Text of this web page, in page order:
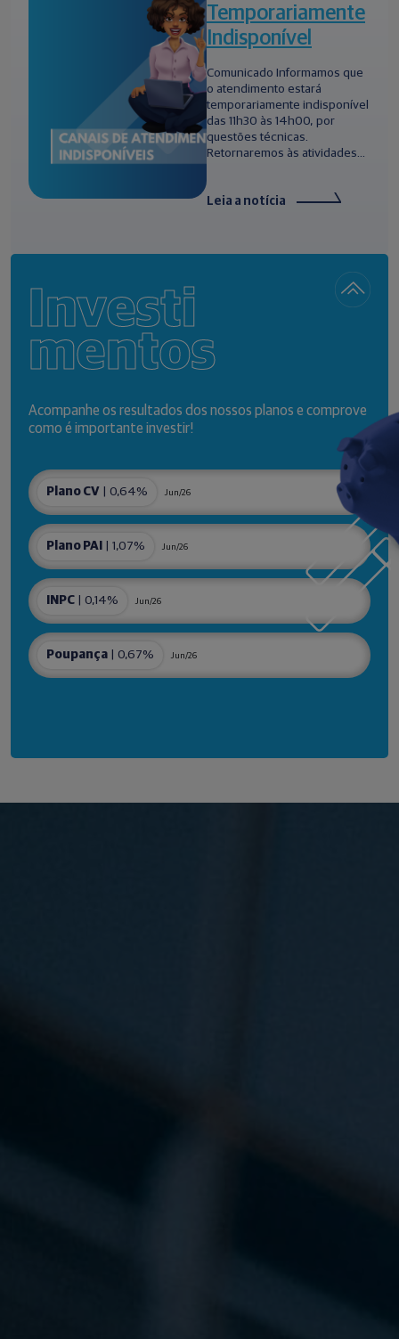
Temporariamente
Indisponível
Comunicado Informamos que
o atendimento estará
temporariamente indisponível
das 11h30 às 14h00, por
questões técnicas.
Retornaremos às atividades...
Leia a notícia
Investi
mentos
Acompanhe os resultados dos nossos planos e comprove
como é importante investir!
Plano CV | 0,64% Jun/26
Plano PAI | 1,07% Jun/26
INPC | 0,14% Jun/26
Poupança | 0,67% Jun/26